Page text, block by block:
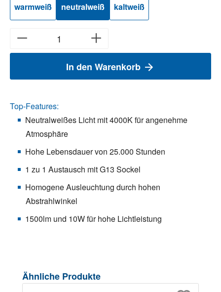
warmweiß neutralweiß kaltweiß
In den Warenkorb
Top-Features:
Neutralweißes Licht mit 4000K für angenehme
Atmosphäre
Hohe Lebensdauer von 25.000 Stunden
1 zu 1 Austausch mit G13 Sockel
Homogene Ausleuchtung durch hohen
Abstrahlwinkel
1500lm und 10W für hohe Lichtleistung
Produktgalerie überspringen
Ähnliche Produkte